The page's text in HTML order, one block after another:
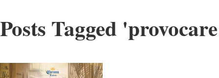
Posts Tagged '